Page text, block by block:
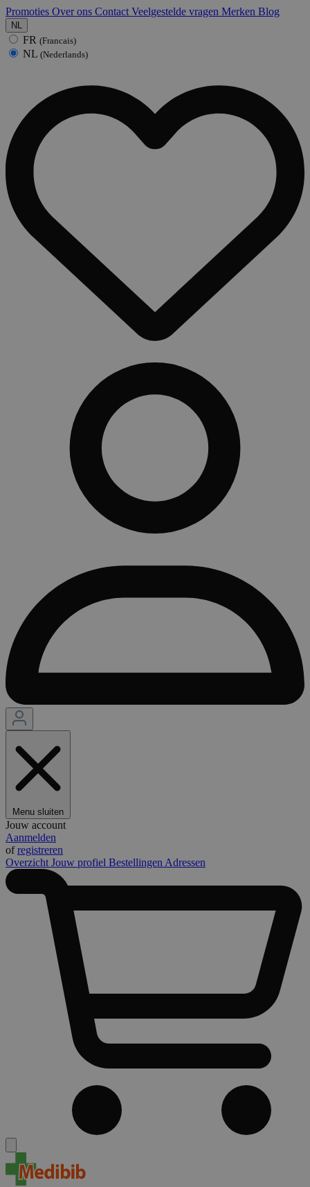
Promoties Over ons Contact Veelgestelde vragen Merken Blog
NL
FR (Francais)
NL (Nederlands)
Menu sluiten
Jouw account
Aanmelden
ofregistreren
Overzicht Jouw profiel Bestellingen Adressen